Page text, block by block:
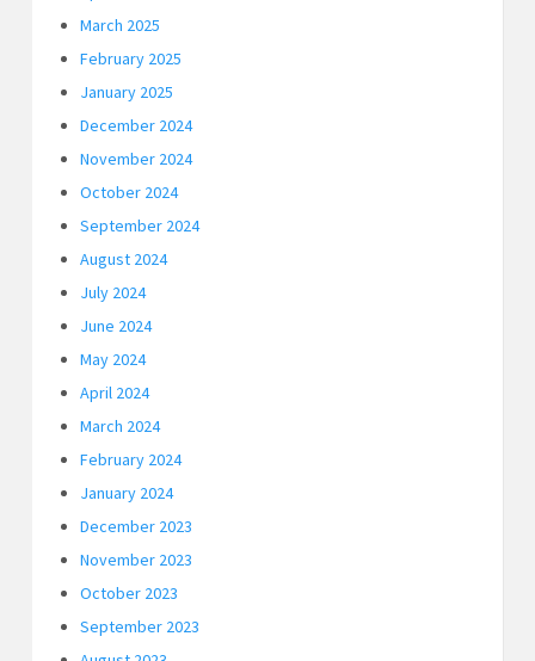
March 2025
February 2025
January 2025
December 2024
November 2024
October 2024
September 2024
August 2024
July 2024
June 2024
May 2024
April 2024
March 2024
February 2024
January 2024
December 2023
November 2023
October 2023
September 2023